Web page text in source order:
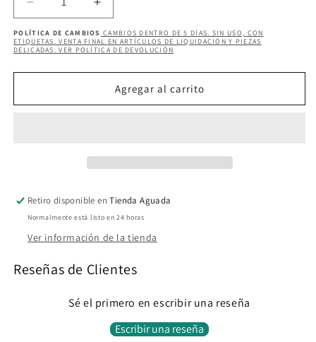
Reducir
cantidad
para
EMMA
Aumentar
cantidad
para
EMMA
POLÍTICA DE CAMBIOS CAMBIOS DENTRO DE 5 DÍAS. SIN USO, CON
ETIQUETAS. VENTA FINAL EN ARTÍCULOS DE LIQUIDACIÓN Y PIEZAS
DELICADAS. VER POLÍTICA DE DEVOLUCIÓN
Agregar al carrito
Retiro disponible enTienda Aguada
Normalmente está listo en 24 horas
Ver información de la tienda
Reseñas de Clientes
Sé el primero en escribir una reseña
Escribir una reseña